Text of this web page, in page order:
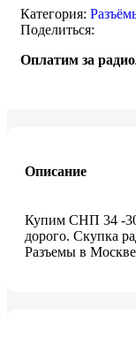
Категория:
Поделиться:
Оплатим за
Описание
Купим СНП 34 -30
дорого. Скупка
Разъемы в